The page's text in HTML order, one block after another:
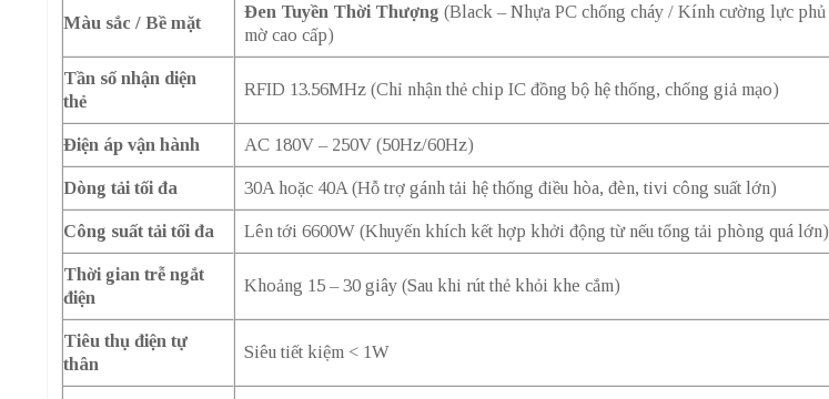
Màu sắc / Bề mặt
Đen Tuyền Thời Thượng (Black – Nhựa PC chống cháy / Kính cường lực phủ
mờ cao cấp)
Tần số nhận diện
thẻ
RFID 13.56MHz (Chỉ nhận thẻ chip IC đồng bộ hệ thống, chống giả mạo)
Điện áp vận hành AC 180V – 250V (50Hz/60Hz)
Dòng tải tối đa 30A hoặc 40A (Hỗ trợ gánh tải hệ thống điều hòa, đèn, tivi công suất lớn)
Công suất tải tối đa Lên tới 6600W (Khuyến khích kết hợp khởi động từ nếu tổng tải phòng quá lớn)
Thời gian trễ ngắt
điện
Khoảng 15 – 30 giây (Sau khi rút thẻ khỏi khe cắm)
Tiêu thụ điện tự
thân
Siêu tiết kiệm < 1W